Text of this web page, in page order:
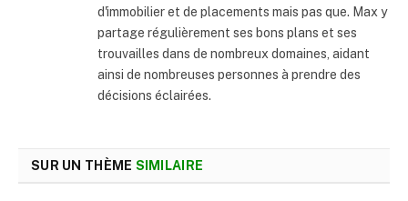
d'immobilier et de placements mais pas que. Max y
partage régulièrement ses bons plans et ses
trouvailles dans de nombreux domaines, aidant
ainsi de nombreuses personnes à prendre des
décisions éclairées.
SUR UN THÈME SIMILAIRE